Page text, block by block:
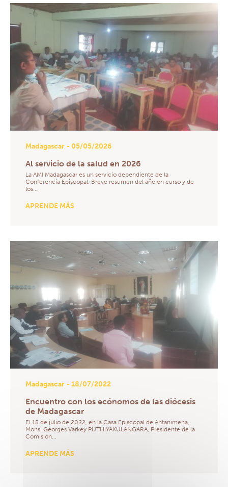
Madagascar - 05/05/2026
Al servicio de la salud en 2026
La AMI Madagascar es un servicio dependiente de la
Conferencia Episcopal. Breve resumen del año en curso y de
los…
APRENDE MÁS
Madagascar - 18/07/2022
Encuentro con los ecónomos de las diócesis
de Madagascar
El 15 de julio de 2022, en la Casa Episcopal de Antanimena,
Mons. Georges Varkey PUTHIYAKULANGARA, Presidente de la
Comisión…
APRENDE MÁS